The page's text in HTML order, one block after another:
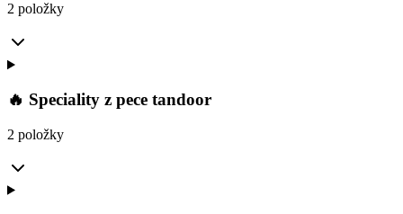
2 položky
🔥 Speciality z pece tandoor
2 položky